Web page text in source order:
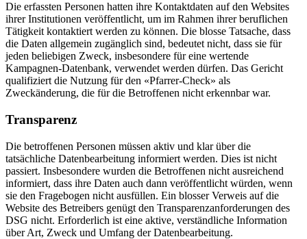
Die erfassten Personen hatten ihre Kontaktdaten auf den Websites
ihrer Institutionen veröffentlicht, um im Rahmen ihrer beruflichen
Tätigkeit kontaktiert werden zu können. Die blosse Tatsache, dass
die Daten allgemein zugänglich sind, bedeutet nicht, dass sie für
jeden beliebigen Zweck, insbesondere für eine wertende
Kampagnen-Datenbank, verwendet werden dürfen. Das Gericht
qualifiziert die Nutzung für den «Pfarrer-Check» als
Zweckänderung, die für die Betroffenen nicht erkennbar war.
Transparenz
Die betroffenen Personen müssen aktiv und klar über die
tatsächliche Datenbearbeitung informiert werden. Dies ist nicht
passiert. Insbesondere wurden die Betroffenen nicht ausreichend
informiert, dass ihre Daten auch dann veröffentlicht würden, wenn
sie den Fragebogen nicht ausfüllen. Ein blosser Verweis auf die
Website des Betreibers genügt den Transparenzanforderungen des
DSG nicht. Erforderlich ist eine aktive, verständliche Information
über Art, Zweck und Umfang der Datenbearbeitung.